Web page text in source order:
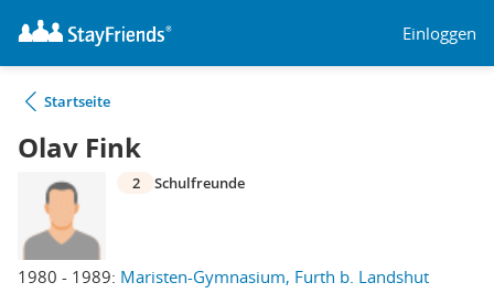
Einloggen
Startseite
Olav Fink
1980 - 1989: Maristen-Gymnasium, Furth b. Landshut
2 Schulfreunde